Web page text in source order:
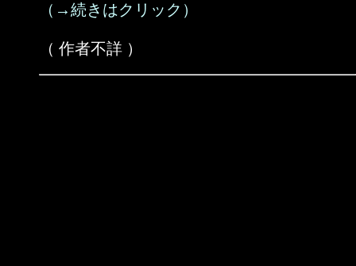
（→続きはクリック）
（ 作者不詳 ）